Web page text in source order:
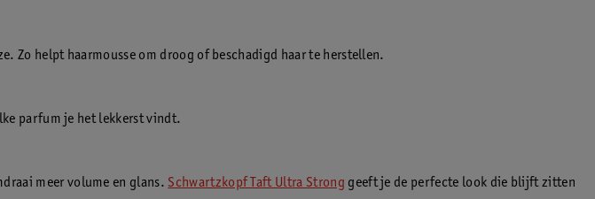
Zo helpt haarmousse om droog of beschadigd haar te herstellen.
parfum je het lekkerst vindt.
meer volume en glans. Schwartzkopf Taft Ultra Strong geeft je de perfecte look die blijft zitten